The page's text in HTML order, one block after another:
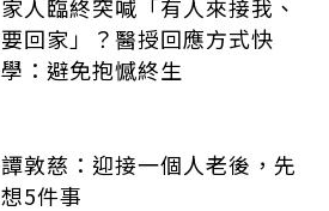
家人臨終突喊「有人來接我、
要回家」？醫授回應方式快
學：避免抱憾終生
譚敦慈：迎接一個人老後，先
想5件事